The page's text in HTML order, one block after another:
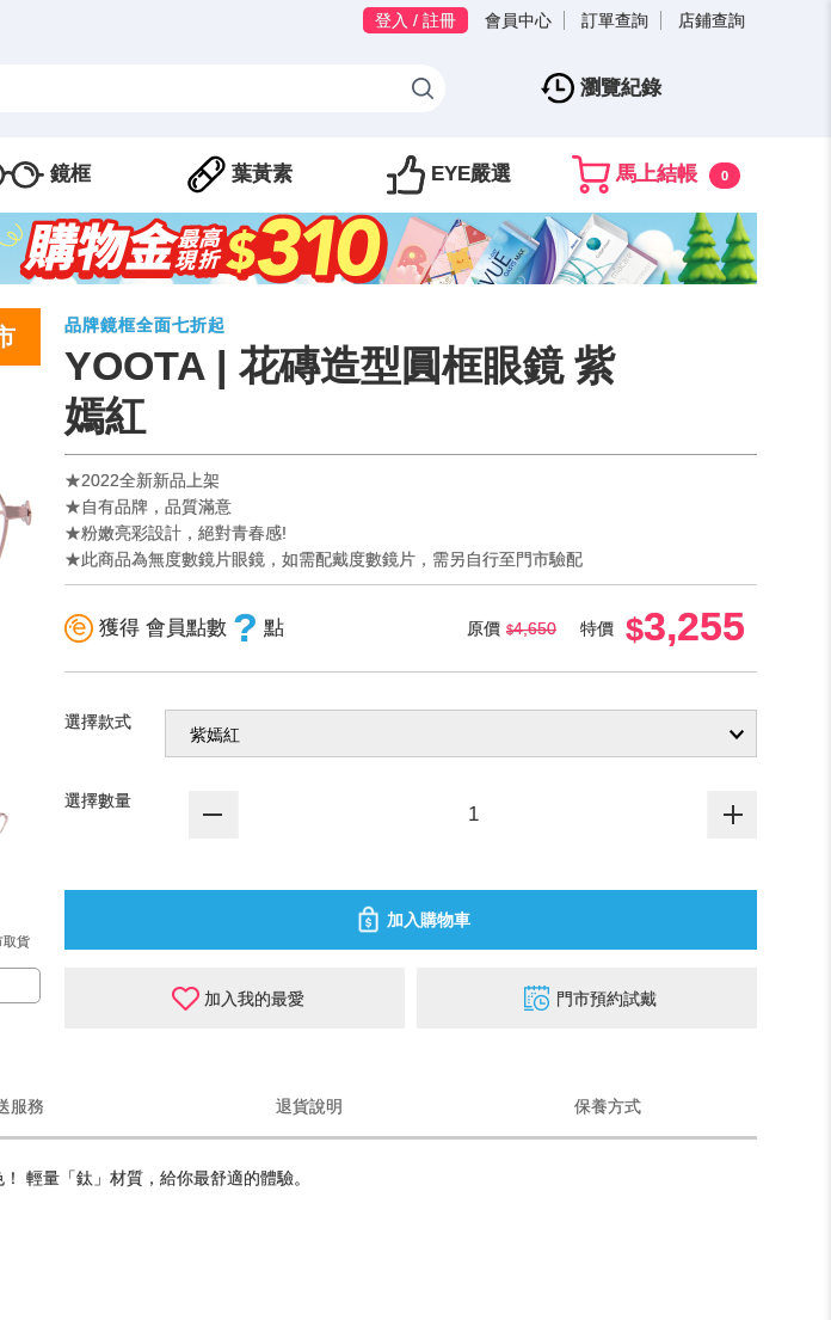
登入 / 註冊 會員中心 訂單查詢 店鋪查詢
瀏覽紀錄
鏡框 葉黃素 EYE嚴選 馬上結帳 0
取貨
品牌鏡框全面七折起
YOOTA | 花磚造型圓框眼鏡 紫
嫣紅
★2022全新新品上架
★自有品牌，品質滿意
★粉嫩亮彩設計，絕對青春感!
★此商品為無度數鏡片眼鏡，如需配戴度數鏡片，需另自行至門市驗配
獲得 會員點數 ? 點 原價 4,650 特價 3,255
選擇款式
選擇數量
加入購物車
加入我的最愛 門市預約試戴
服務 退貨說明 保養方式
輕量「鈦」材質，給你最舒適的體驗。